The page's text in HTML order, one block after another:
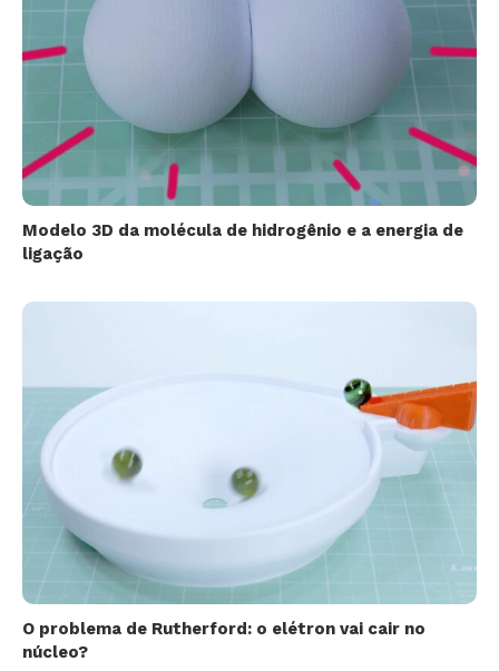
Modelo 3D da molécula de hidrogênio e a energia de
ligação
O problema de Rutherford: o elétron vai cair no
núcleo?